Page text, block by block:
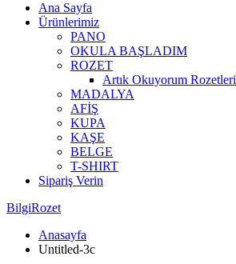
Ana Sayfa
Ürünlerimiz
PANO
OKULA BAŞLADIM
ROZET
Artık Okuyorum Rozetleri
MADALYA
AFİŞ
KUPA
KAŞE
BELGE
T-SHIRT
Sipariş Verin
BilgiRozet
Anasayfa
Untitled-3c